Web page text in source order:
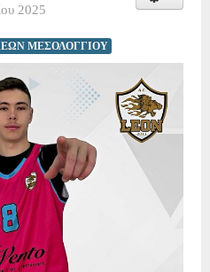
2025
ΜΕΣΟΛΟΓΓΙΟΥ